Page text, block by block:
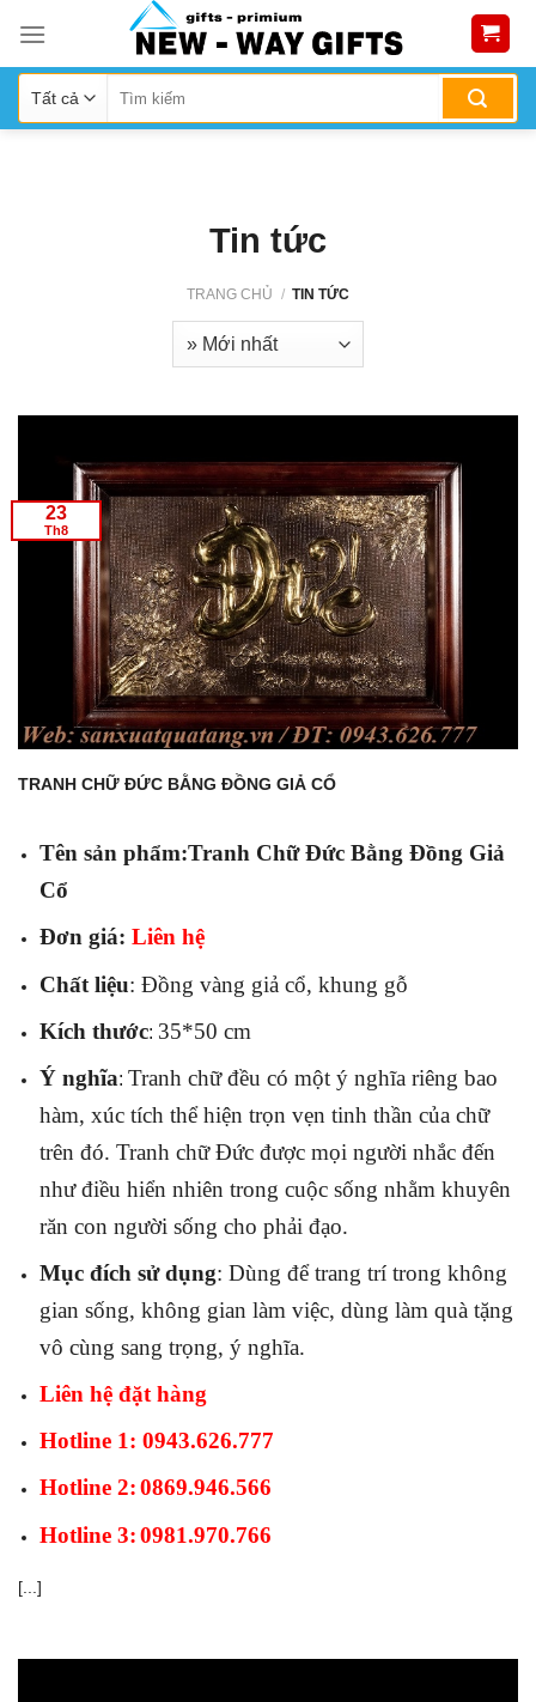
content
Tin tức
TRANG CHỦ / TIN TỨC
TRANH CHỮ ĐỨC BẰNG ĐỒNG GIẢ CỔ
Tên sản phẩm:Tranh Chữ Đức Bằng Đồng Giả
Cổ
Đơn giá: Liên hệ
Chất liệu: Đồng vàng giả cổ, khung gỗ
Kích thước: 35*50 cm
Ý nghĩa: Tranh chữ đều có một ý nghĩa riêng bao
hàm, xúc tích thể hiện trọn vẹn tinh thần của chữ
trên đó. Tranh chữ Đức được mọi người nhắc đến
như điều hiển nhiên trong cuộc sống nhằm khuyên
răn con người sống cho phải đạo.
Mục đích sử dụng: Dùng để trang trí trong không
gian sống, không gian làm việc, dùng làm quà tặng
vô cùng sang trọng, ý nghĩa.
Liên hệ đặt hàng
Hotline 1: 0943.626.777
Hotline 2:0869.946.566
Hotline 3:0981.970.766
[...]
23
Th8